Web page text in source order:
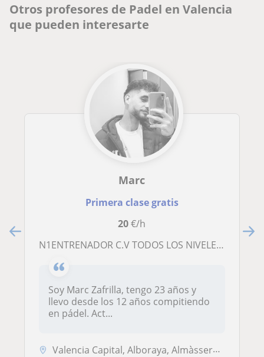
Otros profesores de Padel en Valencia
que pueden interesarte
Marc
Primera clase gratis
20€/h
N1ENTRENADOR C.V TODOS LOS NIVELES. VEN Y DISFRUTA
Soy Marc Zafrilla, tengo 23 años y
llevo desde los 12 años compitiendo
en pádel. Act...
Valencia Capital, Alboraya, Almàssera, Tavernes Blanques